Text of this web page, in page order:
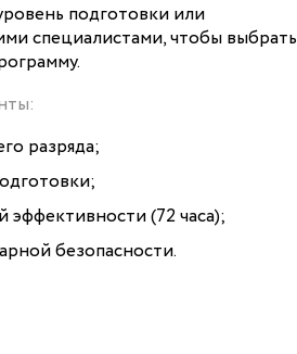
подготовки или
специалистами, чтобы выбрать
разряда;
эффективности (72 часа);
безопасности.